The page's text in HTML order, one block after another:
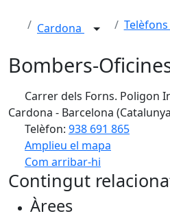
Cardona
Bombers-
Carrer dels Forns. Poligon
Cardona - Barcelona
Telèfon: 938 691 865
Amplieu el mapa
Com arribar-hi
+
−
Contingut
Àrees